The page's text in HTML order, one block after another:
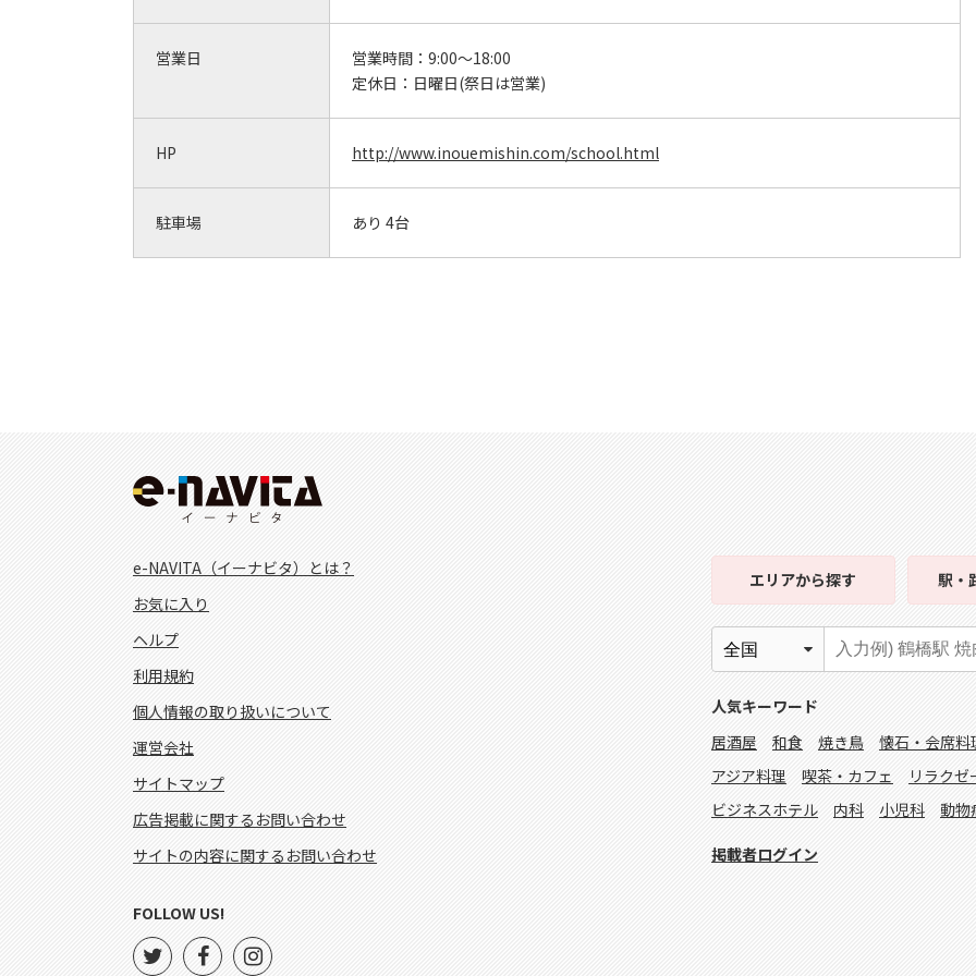
営業日 営業時間： 9:00～18:00
定休日： 日曜日(祭日は営業)
HP http://www.inouemishin.com/school.html
駐車場 あり 4台
e-NAVITA（イーナビタ）とは？
お気に入り
ヘルプ
利用規約
個人情報の取り扱いについて
運営会社
サイトマップ
広告掲載に関するお問い合わせ
サイトの内容に関するお問い合わせ
エリアから探す 駅・
人気キーワード
居酒屋
和食 焼き鳥
懐石・会席料
アジア料理
喫茶・カフェ
リラクゼ
ビジネスホテル
内科 小児科 動物
掲載者ログイン
FOLLOW US!